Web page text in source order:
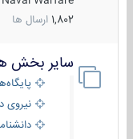
1,802 ارسال ها
سایر بخش
نیروی
دانشنامه